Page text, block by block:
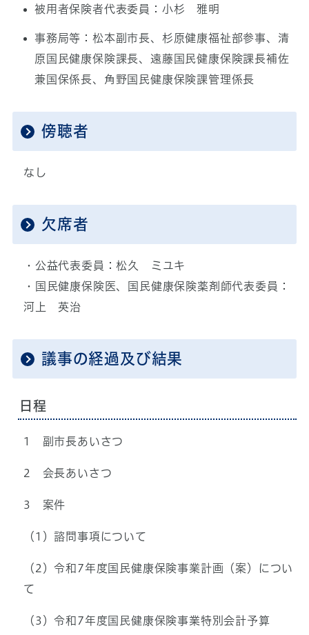
被用者保険者代表委員：小杉 雅明
事務局等：松本副市長、杉原健康福祉部参事、清
原国民健康保険課長、遠藤国民健康保険課長補佐
兼国保係長、角野国民健康保険課管理係長
傍聴者
なし
欠席者
・公益代表委員：松久 ミユキ
・国民健康保険医、国民健康保険薬剤師代表委員：
河上 英治
議事の経過及び結果
日程
1 副市長あいさつ
2 会長あいさつ
3 案件
（1）諮問事項について
（2）令和7年度国民健康保険事業計画（案）につい
て
（3）令和7年度国民健康保険事業特別会計予算